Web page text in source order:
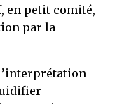
en petit comité,
par la